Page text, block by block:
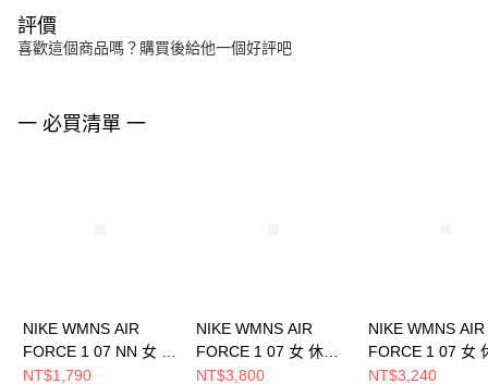
評價
喜歡這個商品嗎？購買後給他一個好評吧
一 必買清單 一
NIKE WMNS AIR
FORCE 1 07 NN 女 休
閒鞋 DV3808102
NT$1,790
NIKE WMNS AIR
FORCE 1 07 女 休閒
鞋 IM7510262
NT$3,800
NIKE WMNS AIR
FORCE 1 07 女
鞋 DD8959100
NT$3,240